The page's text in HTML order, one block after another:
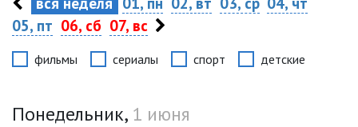
05, пт 06, сб 07, вс
фильмы сериалы спорт детские
Понедельник, 1 июня